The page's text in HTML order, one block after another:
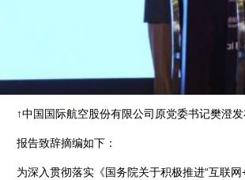
↑中国国际航空股份有限公司原党委书记樊澄发
报告致辞摘编如下：
为深入贯彻落实《国务院关于积极推进“互联网